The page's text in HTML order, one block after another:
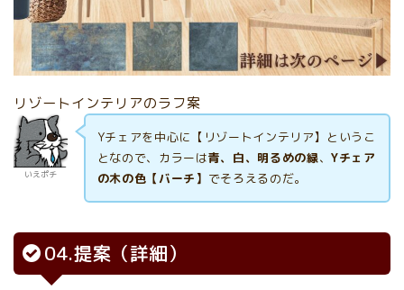
リゾートインテリアのラフ案
いえポチ
Yチェアを中心に【リゾートインテリア】というこ
となので、カラーは青、白、明るめの緑、Yチェア
の木の色【バーチ】 でそろえるのだ。
04.提案（詳細）